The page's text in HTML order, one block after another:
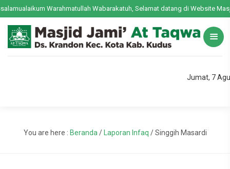
Warahmatullah Wabarakatuh, Selamat datang di Website
Jumat, 7
You are here : Beranda / Laporan Infaq /Singgih Masardi